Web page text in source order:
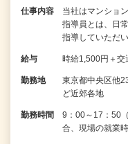
仕事内容
当社はマンショ
指導員とは、日
指導していただ
給与 時給1,500円＋交
勤務地
東京都中央区他
ど近郊各地
勤務時間
9：00～17：50
合、現場の就業